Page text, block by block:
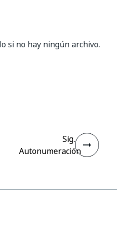
si no hay ningún archivo.
Sig.
Autonumeración